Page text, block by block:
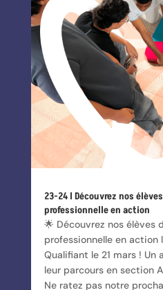
23-24 l Découvrez nos
professionnelle en action
🌟 Découvrez nos élèves
professionnelle en action
Qualifiant le 21 mars ! Un
leur parcours en section
Ne ratez pas notre